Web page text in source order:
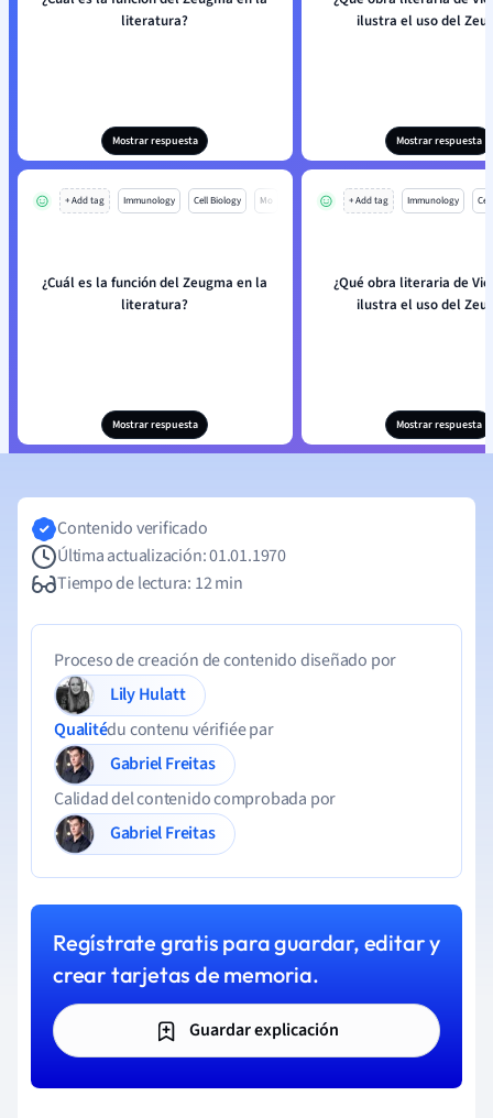
literatura?
Mostrar respuesta
ilustra el uso del
Mostrar respuesta
+ Add tag Immunology Cell Biology Mo
¿Cuál es la función del Zeugma en la
literatura?
Mostrar respuesta
+ Add tag Immunology
¿Qué obra literaria de
ilustra el uso del
Mostrar respuesta
Contenido verificado
Última actualización: 01.01.1970
Tiempo de lectura: 12 min
Proceso de creación de contenido diseñado por
Lily Hulatt
Qualitédu contenu vérifiée par
Gabriel Freitas
Calidad del contenido comprobada por
Gabriel Freitas
Regístrate gratis para guardar, editar y
crear tarjetas de memoria.
Guardar explicación